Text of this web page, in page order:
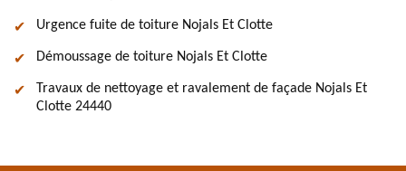
Urgence fuite de toiture Nojals Et Clotte
Démoussage de toiture Nojals Et Clotte
Travaux de nettoyage et ravalement de façade Nojals Et
Clotte 24440